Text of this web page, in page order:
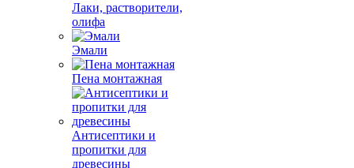
Лаки, растворители,
олифа
Эмали
Пена монтажная
Антисептики и
пропитки для
древесины